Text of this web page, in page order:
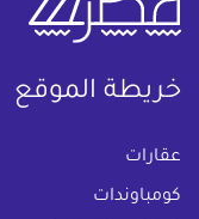
خريطة الموقع
عقارات
كومباوندات